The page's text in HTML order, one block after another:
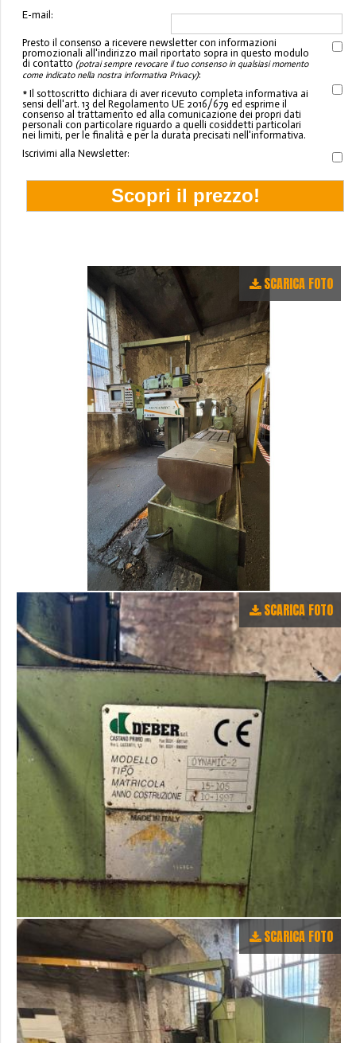
E-mail:
Presto il consenso a ricevere newsletter con informazioni
promozionali all'indirizzo mail riportato sopra in questo modulo
di contatto (potrai sempre revocare il tuo consenso in qualsiasi momento
come indicato nella nostra informativa Privacy):
* Il sottoscritto dichiara di aver ricevuto completa informativa ai
sensi dell'art. 13 del Regolamento UE 2016/679 ed esprime il
consenso al trattamento ed alla comunicazione dei propri dati
personali con particolare riguardo a quelli cosiddetti particolari
nei limiti, per le finalità e per la durata precisati nell'informativa.
Iscrivimi alla Newsletter:
SCARICA FOTO
SCARICA FOTO
SCARICA FOTO